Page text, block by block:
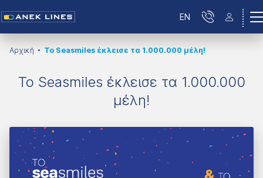
EN
Αρχική Το Seasmiles έκλεισε τα 1.000.000 μέλη!
Το Seasmiles έκλεισε τα 1.000.000
μέλη!